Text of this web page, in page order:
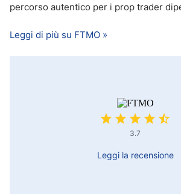
percorso autentico per i prop trader
Leggi di più su FTMO »
3.7
Leggi la recensione